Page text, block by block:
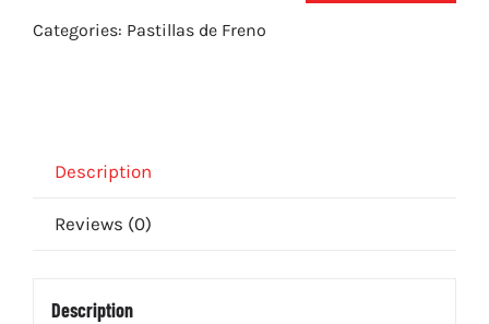
de
quantity
Categories: Pastillas de Freno
Description
Reviews (0)
Description